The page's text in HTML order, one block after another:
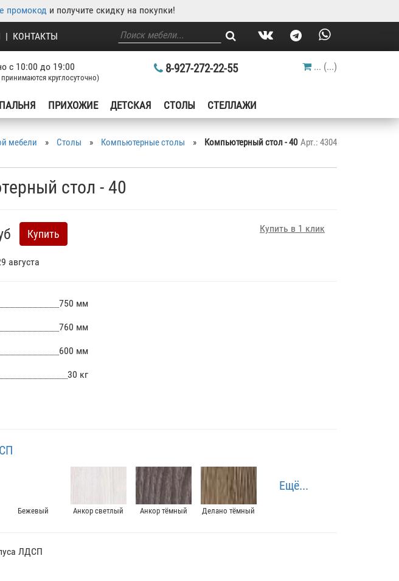
промокод и получите скидку на покупки!
| КОНТАКТЫ
с 10:00 до 19:00
круглосуточно)
8-927-272-22-55 ... (...)
ПРИХОЖИЕ ДЕТСКАЯ СТОЛЫ СТЕЛЛАЖИ
Арт.: 4304
мебели » Столы » Компьютерные столы » Компьютерный стол - 40
стол - 40
Купить в 1 клик
Купить
августа
750 мм
760 мм
600 мм
30 кг
Бежевый Анкор светлый Анкор тёмный Делано тёмный
Ещё...
ЛДСП